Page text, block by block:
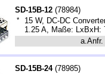
SD-15B-12 (78984)
*
15 W, DC-DC
1.25 A, Maße: LxBxH:
a.Anfr.
SD-15B-24(78985)